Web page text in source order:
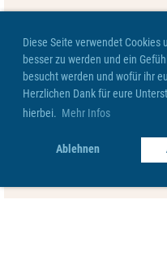
Diese Seite verwendet Cookies
besser zu werden und ein
besucht werden und wofür ihr
Herzlichen Dank für eure
hierbei. Mehr Infos
Ablehnen